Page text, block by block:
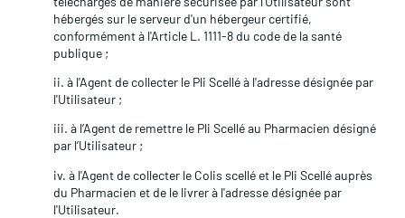
hébergés sur le serveur d'un hébergeur certifié,
conformément à l'Article L. 1111-8 du code de la santé
publique ;
ii. à l'Agent de collecter le Pli Scellé à l'adresse désignée par
l'Utilisateur ;
iii. à l’Agent de remettre le Pli Scellé au Pharmacien désigné
par l’Utilisateur ;
iv. à l'Agent de collecter le Colis scellé et le Pli Scellé auprès
du Pharmacien et de le livrer à l'adresse désignée par
l'Utilisateur.